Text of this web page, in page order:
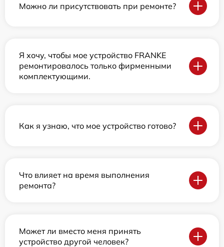
Можно ли присутствовать при ремонте?
Я хочу, чтобы мое устройство FRANKE
ремонтировалось только фирменными
комплектующими.
Как я узнаю, что мое устройство готово?
Что влияет на время выполнения
ремонта?
Может ли вместо меня принять
устройство другой человек?